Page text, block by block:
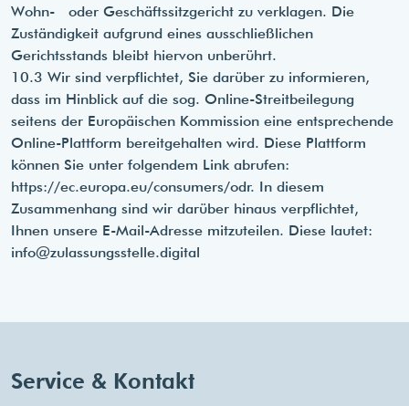
Wohn- oder Geschäftssitzgericht zu verklagen. Die
Zuständigkeit aufgrund eines ausschließlichen
Gerichtsstands bleibt hiervon unberührt.
10.3 Wir sind verpflichtet, Sie darüber zu informieren,
dass im Hinblick auf die sog. Online-Streitbeilegung
seitens der Europäischen Kommission eine entsprechende
Online-Plattform bereitgehalten wird. Diese Plattform
können Sie unter folgendem Link abrufen:
https://ec.europa.eu/consumers/odr. In diesem
Zusammenhang sind wir darüber hinaus verpflichtet,
Ihnen unsere E-Mail-Adresse mitzuteilen. Diese lautet:
info@zulassungsstelle.digital
Service & Kontakt